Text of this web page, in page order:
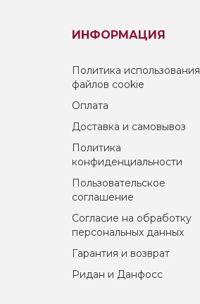
ИНФОРМАЦИЯ
Политика использования
файлов cookie
Оплата
Доставка и самовывоз
Политика
конфиденциальности
Пользовательское
соглашение
Согласие на обработку
персональных данных
Гарантия и возврат
Ридан и Данфосс